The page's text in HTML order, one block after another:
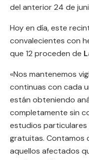
del anterior 24 de
Hoy en día, este
convalecientes con
que 12 proceden de
«Nos mantenemos
continuas con cada
están obteniendo
completamente sin
estudios
gratuitas. Contamos
aquellos afectados